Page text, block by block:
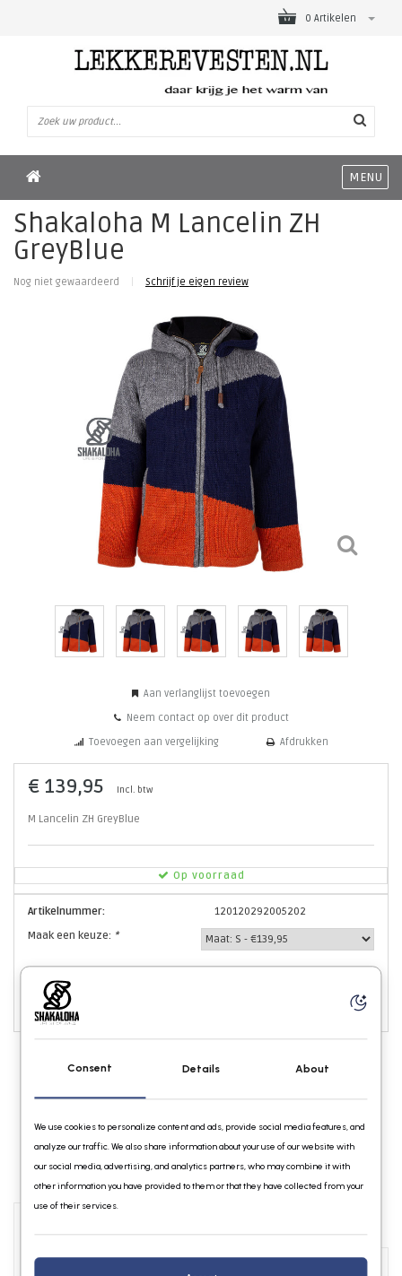
0 Artikelen
MENU
Shakaloha M Lancelin ZH
GreyBlue
Nog niet gewaardeerd Schrijf je eigen review
Aan verlanglijst toevoegen
Neem contact op over dit product
Toevoegen aan vergelijking Afdrukken
€ 139,95 Incl. btw
M Lancelin ZH GreyBlue
Op voorraad
Artikelnummer:
120120292005202
Maak een keuze: *
Consent Details About
We use cookies to personalize content and ads, provide social media features, and
analyze our traffic. We also share information about your use of our website with
our social media, advertising, and analytics partners, who may combine it with
other information you have provided to them or that they have collected from your
use of their services.